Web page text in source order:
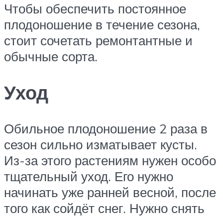
Чтобы обеспечить постоянное
плодоношение в течение сезона,
стоит сочетать ремонтантные и
обычные сорта.
Уход
Обильное плодоношение 2 раза в
сезон сильно изматывает кусты.
Из-за этого растениям нужен особо
тщательный уход. Его нужно
начинать уже ранней весной, после
того как сойдёт снег. Нужно снять